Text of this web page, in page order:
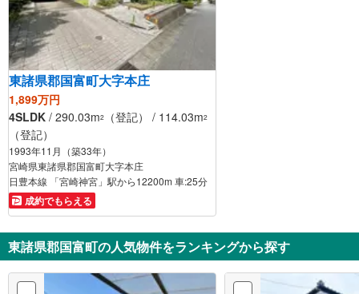
東諸県郡国富町大字本庄
1,899万円
4SLDK / 290.03m2 （登記） / 114.03m2
（登記）
1993年11月（築33年）
宮崎県東諸県郡国富町大字本庄
日豊本線 「宮崎神宮」駅から12200m 車:25分
成約でもらえる
東諸県郡国富町の人気物件をランキングから探す